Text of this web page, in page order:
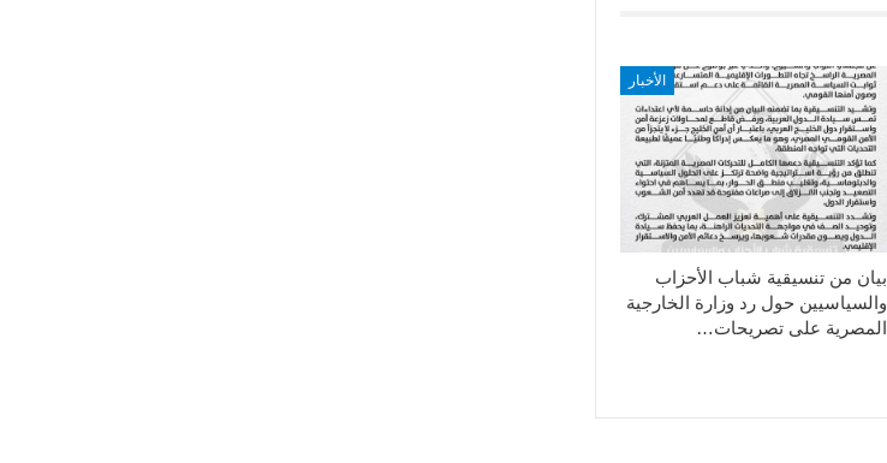
الأخبار
بيان من تنسيقية شباب الأحزاب
والسياسيين حول رد وزارة الخارجية
المصرية على تصريحات…